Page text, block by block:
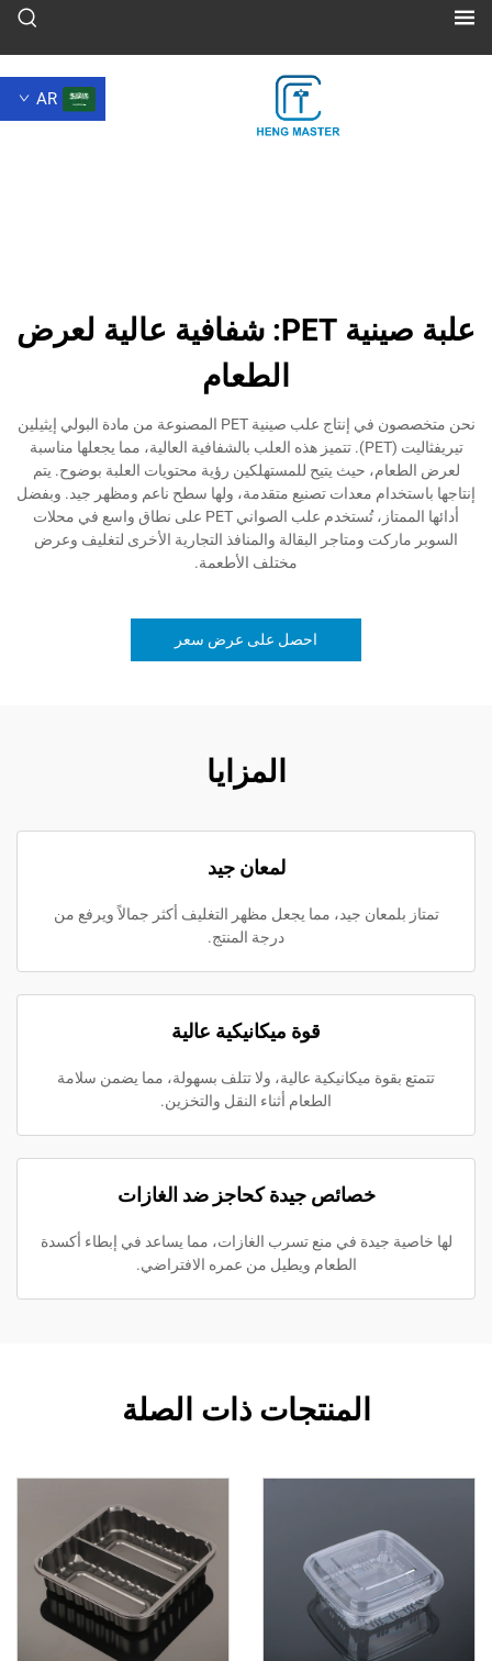
علبة صينية PET: شفافية عالية لعرض
نحن متخصصون في إنتاج علب صينية PET المصنوعة من مادة البولي إيثيلين
تيريفثاليت (PET). تتميز هذه العلب بالشفافية العالية، مما يجعلها مناسبة
حيث يتيح للمستهلكين رؤية محتويات العلبة بوضوح. يتم
معدات تصنيع متقدمة، ولها سطح ناعم ومظهر جيد. وبفضل
أدائها الممتاز، تُستخدم علب الصواني PET على نطاق واسع في محلات
ومتاجر البقالة والمنافذ التجارية الأخرى لتغليف وعرض
مختلف الأطعمة.
احصل على عرض سعر
جيد، مما يجعل مظهر التغليف أكثر جمالاً ويرفع من
قوة ميكانيكية عالية
ميكانيكية عالية، ولا تتلف بسهولة، مما يضمن سلامة
الطعام أثناء النقل والتخزين.
خصائص جيدة كحاجز ضد الغازات
جيدة في منع تسرب الغازات، مما يساعد في إبطاء أكسدة
الطعام ويطيل من عمره الافتراضي.
المنتجات ذات الصلة